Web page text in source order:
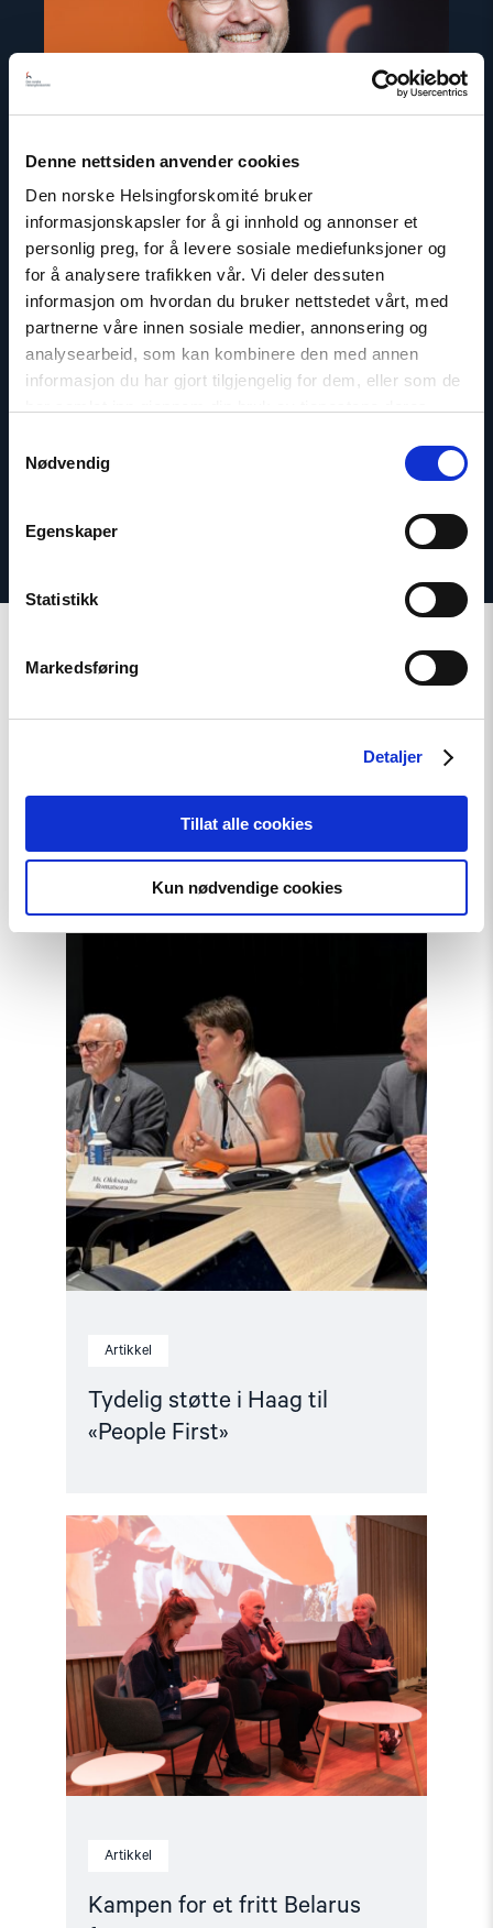
Denne nettsiden anvender cookies
Den norske Helsingforskomité bruker
informasjonskapsler for å gi innhold og annonser et
personlig preg, for å levere sosiale mediefunksjoner og
for å analysere trafikken vår. Vi deler dessuten
informasjon om hvordan du bruker nettstedet vårt, med
partnerne våre innen sosiale medier, annonsering og
analysearbeid, som kan kombinere den med annen
informasjon du har gjort tilgjengelig for dem, eller som de
Nødvendig
Egenskaper
Statistikk
Markedsføring
Detaljer
Tillat alle cookies
Kun nødvendige cookies
Dag A. Fedøy
Kommunikasjonssjef
Relatert
Artikkel
Tydelig støtte i Haag til
«People First»
Read
"Tydelig
First»"
Artikkel
Kampen for et fritt Belarus
article
"Kampen
for
et
fritt
Belarus
fortsetter"